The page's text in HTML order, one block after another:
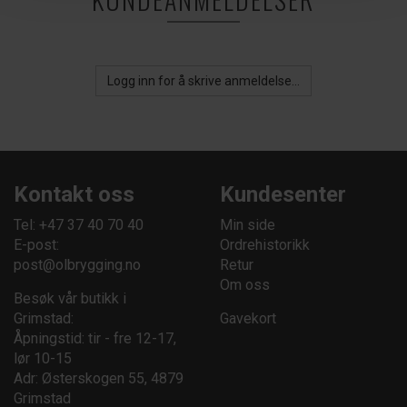
Logg inn for å skrive anmeldelse...
Kontakt oss
Tel: +47 37 40 70 40
E-post:
post@olbrygging.no
Besøk vår butikk i
Grimstad:
Åpningstid: tir - fre 12-17,
lør 10-15
Adr: Østerskogen 55, 4879
Grimstad
Kundesenter
Min side
Ordrehistorikk
Retur
Om oss
Gavekort